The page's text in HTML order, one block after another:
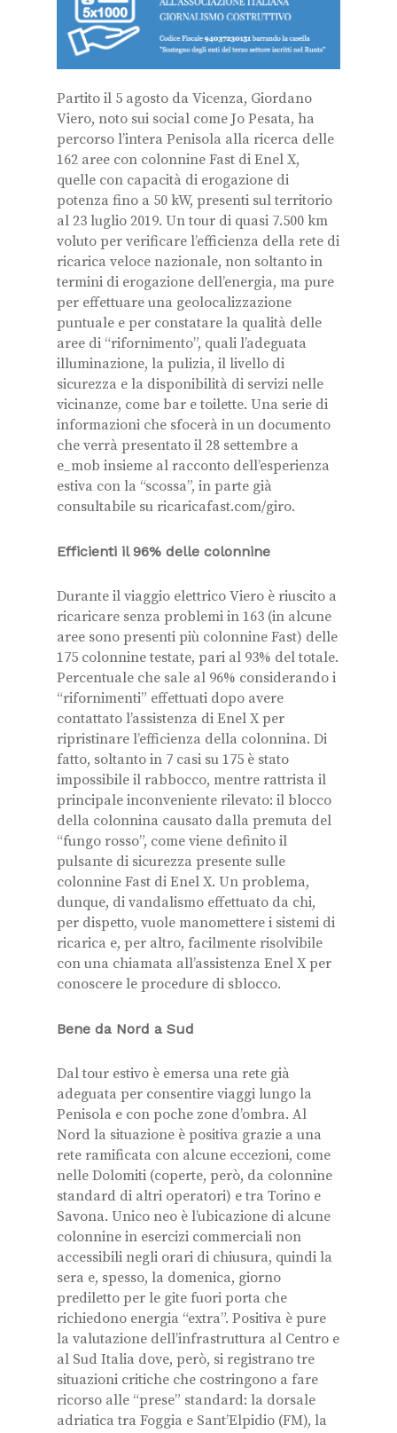
Partito il 5 agosto da Vicenza, Giordano
Viero, noto sui social come Jo Pesata, ha
percorso l’intera Penisola alla ricerca delle
162 aree con colonnine Fast di Enel X,
quelle con capacità di erogazione di
potenza fino a 50 kW, presenti sul territorio
al 23 luglio 2019. Un tour di quasi 7.500 km
voluto per verificare l’efficienza della rete di
ricarica veloce nazionale, non soltanto in
termini di erogazione dell’energia, ma pure
per effettuare una geolocalizzazione
puntuale e per constatare la qualità delle
aree di “rifornimento”, quali l’adeguata
illuminazione, la pulizia, il livello di
sicurezza e la disponibilità di servizi nelle
vicinanze, come bar e toilette. Una serie di
informazioni che sfocerà in un documento
che verrà presentato il 28 settembre a
e_mob insieme al racconto dell’esperienza
estiva con la “scossa”, in parte già
consultabile su ricaricafast.com/giro.
Efficienti il 96% delle colonnine
Durante il viaggio elettrico Viero è riuscito a
ricaricare senza problemi in 163 (in alcune
aree sono presenti più colonnine Fast) delle
175 colonnine testate, pari al 93% del totale.
Percentuale che sale al 96% considerando i
“rifornimenti” effettuati dopo avere
contattato l’assistenza di Enel X per
ripristinare l’efficienza della colonnina. Di
fatto, soltanto in 7 casi su 175 è stato
impossibile il rabbocco, mentre rattrista il
principale inconveniente rilevato: il blocco
della colonnina causato dalla premuta del
“fungo rosso”, come viene definito il
pulsante di sicurezza presente sulle
colonnine Fast di Enel X. Un problema,
dunque, di vandalismo effettuato da chi,
per dispetto, vuole manomettere i sistemi di
ricarica e, per altro, facilmente risolvibile
con una chiamata all’assistenza Enel X per
conoscere le procedure di sblocco.
Bene da Nord a Sud
Dal tour estivo è emersa una rete già
adeguata per consentire viaggi lungo la
Penisola e con poche zone d’ombra. Al
Nord la situazione è positiva grazie a una
rete ramificata con alcune eccezioni, come
nelle Dolomiti (coperte, però, da colonnine
standard di altri operatori) e tra Torino e
Savona. Unico neo è l’ubicazione di alcune
colonnine in esercizi commerciali non
accessibili negli orari di chiusura, quindi la
sera e, spesso, la domenica, giorno
prediletto per le gite fuori porta che
richiedono energia “extra”. Positiva è pure
la valutazione dell’infrastruttura al Centro e
al Sud Italia dove, però, si registrano tre
situazioni critiche che costringono a fare
ricorso alle “prese” standard: la dorsale
adriatica tra Foggia e Sant’Elpidio (FM), la